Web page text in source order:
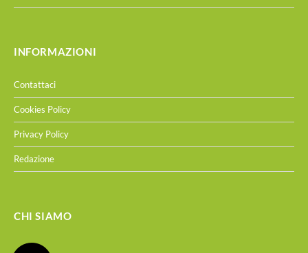
INFORMAZIONI
Contattaci
Cookies Policy
Privacy Policy
Redazione
CHI SIAMO